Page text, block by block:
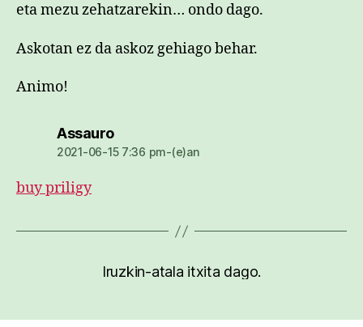
eta mezu zehatzarekin… ondo dago.
Askotan ez da askoz gehiago behar.
Animo!
Assaurodio:
2021-06-15 7:36 pm-(e)an
buy priligy
Iruzkin-atala itxita dago.